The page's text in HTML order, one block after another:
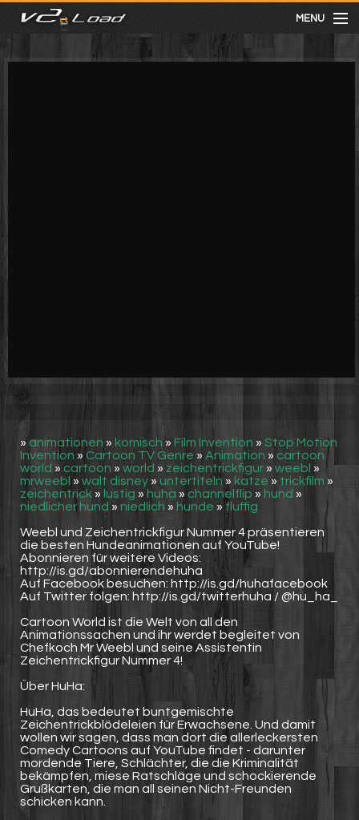
MENU
meist gesehen
» animationen » komisch » Film Invention » Stop Motion
Invention » Cartoon TV Genre » Animation » cartoon
world » cartoon » world » zeichentrickfigur » weebl »
mrweebl » walt disney » untertiteln » katze » trickfilm »
zeichentrick » lustig » huha » channelflip » hund »
niedlicher hund » niedlich » hunde » fluffig
Weebl und Zeichentrickfigur Nummer 4 präsentieren
die besten Hundeanimationen auf YouTube!
Abonnieren für weitere Videos:
http://is.gd/abonnierendehuha
Auf Facebook besuchen: http://is.gd/huhafacebook
Auf Twitter folgen: http://is.gd/twitterhuha / @hu_ha_
Cartoon World ist die Welt von all den
Animationssachen und ihr werdet begleitet von
Chefkoch Mr Weebl und seine Assistentin
Zeichentrickfigur Nummer 4!
Über HuHa:
HuHa, das bedeutet buntgemischte
Zeichentrickblödeleien für Erwachsene. Und damit
wollen wir sagen, dass man dort die allerleckersten
Comedy Cartoons auf YouTube findet - darunter
mordende Tiere, Schlächter, die die Kriminalität
bekämpfen, miese Ratschläge und schockierende
Grußkarten, die man all seinen Nicht-Freunden
schicken kann.